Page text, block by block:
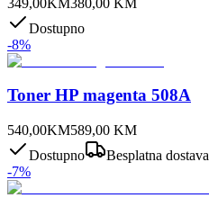
Dostupno
-8%
Toner HP magenta 508A
540,00KM589,00 KM
Dostupno
Besplatna dostava
-7%